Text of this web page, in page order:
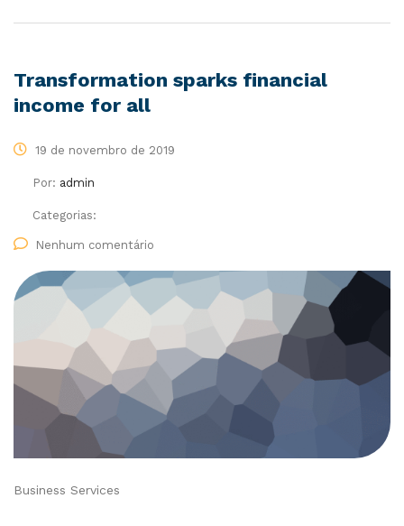
Transformation sparks financial
income for all
19 de novembro de 2019
Por: admin
Categorias:
Nenhum comentário
Business Services